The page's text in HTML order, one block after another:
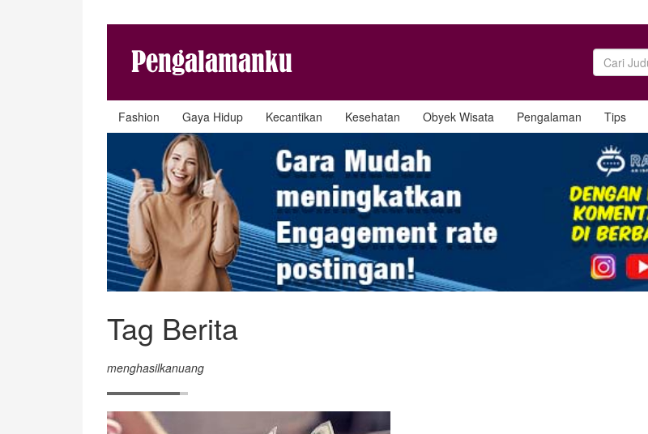
Fashion Gaya Hidup Kecantikan Kesehatan Obyek Wisata Pengalaman Tips
Tag Berita
menghasilkanuang